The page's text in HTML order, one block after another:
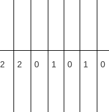
2 2 0 1 0 1 0